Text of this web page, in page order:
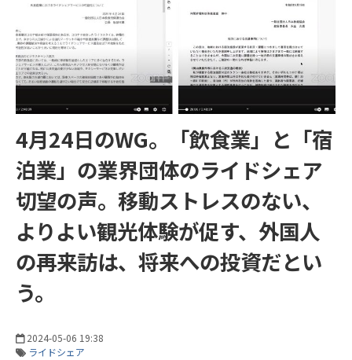
4月24日のWG。「飲食業」と「宿
泊業」の業界団体のライドシェア
切望の声。移動ストレスのない、
よりよい観光体験が促す、外国人
の再来訪は、将来への投資だとい
う。
2024-05-06 19:38
ライドシェア